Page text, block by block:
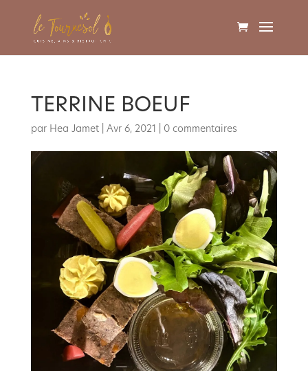
TERRINE BOEUF
par Hea Jamet| Avr 6, 2021 0 commentaires